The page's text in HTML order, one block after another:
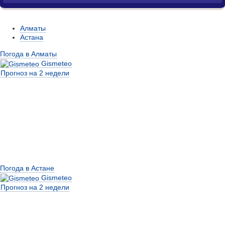
Алматы
Астана
Погода в Алматы
Gismeteo
Прогноз на 2 недели
Погода в Астане
Gismeteo
Прогноз на 2 недели